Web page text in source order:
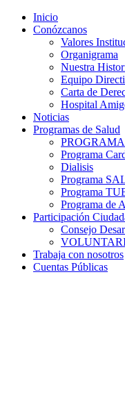
Inicio
Conózcanos
Valores
Organigrama
Nuestra
Equipo
Carta de
Hospital
Noticias
Programas de Salud
Programa
Dialisis
Programa
Programa
Programa de
Participación
Consejo
Trabaja con nosotros
Cuentas Públicas